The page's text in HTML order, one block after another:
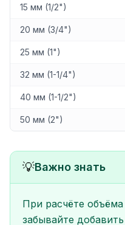
15 мм (1/2")
20 мм (3/4")
25 мм (1")
32 мм (1-1/4")
40 мм (1-1/2")
50 мм (2")
💡Важно знать
При расчёте
забывайте